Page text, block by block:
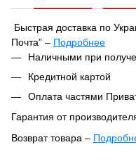
Быстрая доставка по
Почта” – Подробнее
При оформлении заказа
получения посылки:
В ближайшем
Курьерская доставка
Ваш заказ будет
подтверждения, если он
Наличными при
Кредитной картой
Оплата частями
Гарантия от
Возврат товара –